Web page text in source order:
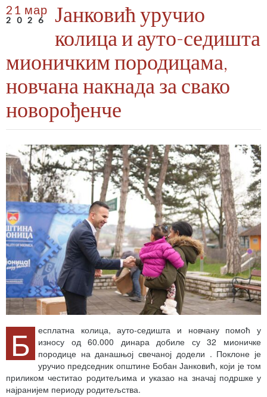
21 мар
2026
Јанковић уручио
колица и ауто-седишта
мионичким породицама,
новчана накнада за свако
новорођенче
Б
есплатна колица, ауто-седишта и новчану помоћ у
износу од 60.000 динара добиле су 32 мионичке
породице на данашњој свечаној додели . Поклоне је
уручио председник општине Бобан Јанковић, који је том
приликом честитао родитељима и указао на значај подршке у
најранијем периоду родитељства.